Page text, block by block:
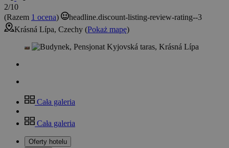
2/10
(Razem 1 ocena)
headline.discount-listing-review-rating--3
Krásná Lípa, Czechy (Pokaż mapę)
Cała galeria
Cała galeria
Oferty hotelu